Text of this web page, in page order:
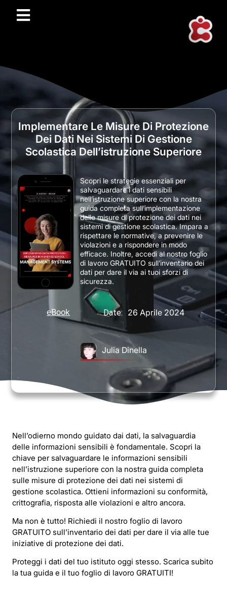
Implementare Le Misure Di Protezione
Dei Dati Nei Sistemi Di Gestione
Scolastica Dell’istruzione Superiore
eBook Date: 26 Aprile 2024
Julia Dinella
Scopri le strategie essenziali per
salvaguardare i dati sensibili
nell’istruzione superiore con la nostra
guida completa sull’implementazione
delle misure di protezione dei dati nei
sistemi di gestione scolastica. Impara a
rispettare le normative, a prevenire le
violazioni e a rispondere in modo
efficace. Inoltre, accedi al nostro foglio
di lavoro GRATUITO sull’inventario dei
dati per dare il via ai tuoi sforzi di
sicurezza.
Nell’odierno mondo guidato dai dati, la salvaguardia
delle informazioni sensibili è fondamentale. Scopri la
chiave per salvaguardare le informazioni sensibili
nell’istruzione superiore con la nostra guida completa
sulle misure di protezione dei dati nei sistemi di
gestione scolastica. Ottieni informazioni su conformità,
crittografia, risposta alle violazioni e altro ancora.
Ma non è tutto! Richiedi il nostro foglio di lavoro
GRATUITO sull’inventario dei dati per dare il via alle tue
iniziative di protezione dei dati.
Proteggi i dati del tuo istituto oggi stesso. Scarica subito
la tua guida e il tuo foglio di lavoro GRATUITI!